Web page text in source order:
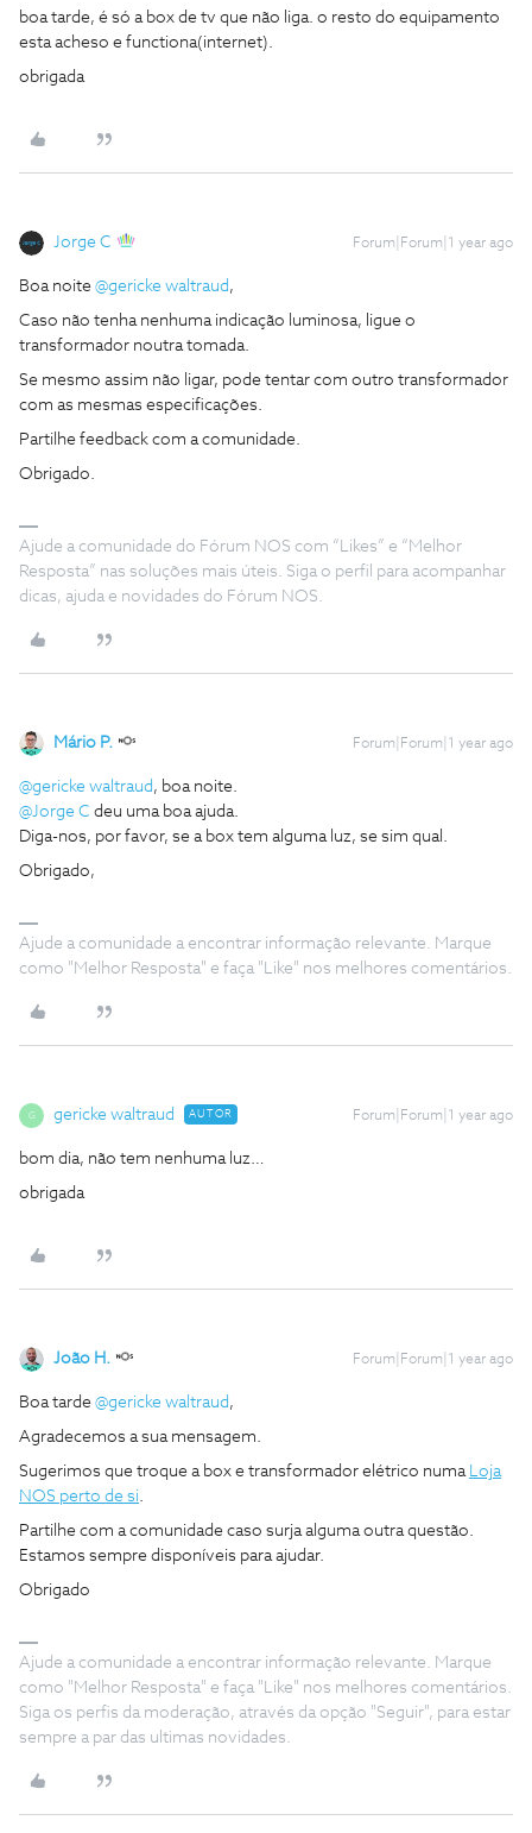
boa tarde, é só a box de tv que não liga. o resto do equipamento
esta acheso e functiona(internet).
obrigada
Jorge C Forum|Forum|1 year ago
Boa noite ​ @gericke waltraud,
Caso não tenha nenhuma indicação luminosa, ligue o
transformador noutra tomada.
Se mesmo assim não ligar, pode tentar com outro transformador
com as mesmas especificações.
Partilhe feedback com a comunidade.
Obrigado.
Ajude a comunidade do Fórum NOS com “Likes” e “Melhor
Resposta” nas soluções mais úteis. Siga o perfil para acompanhar
dicas, ajuda e novidades do Fórum NOS.
Mário P. Forum|Forum|1 year ago
@gericke waltraud, boa noite.
@Jorge C deu uma boa ajuda.
Diga-nos, por favor, se a box tem alguma luz, se sim qual.
Obrigado,
Ajude a comunidade a encontrar informação relevante. Marque
como "Melhor Resposta" e faça "Like" nos melhores comentários.
G gericke waltraud AUTOR Forum|Forum|1 year ago
bom dia, não tem nenhuma luz…
obrigada
João H. Forum|Forum|1 year ago
Boa tarde ​ @gericke waltraud,
Agradecemos a sua mensagem.
Sugerimos que troque a box e transformador elétrico numa Loja
NOS perto de si.
Partilhe com a comunidade caso surja alguma outra questão.
Estamos sempre disponíveis para ajudar.
Obrigado
Ajude a comunidade a encontrar informação relevante. Marque
como "Melhor Resposta" e faça "Like" nos melhores comentários.
Siga os perfis da moderação, através da opção "Seguir", para estar
sempre a par das ultimas novidades.